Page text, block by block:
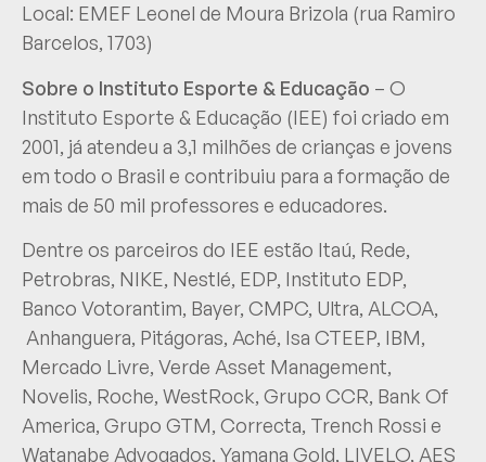
Local: EMEF Leonel de Moura Brizola (rua Ramiro
Barcelos, 1703)
Sobre o Instituto Esporte & Educação – O
Instituto Esporte & Educação (IEE) foi criado em
2001, já atendeu a 3,1 milhões de crianças e jovens
em todo o Brasil e contribuiu para a formação de
mais de 50 mil professores e educadores.
Dentre os parceiros do IEE estão Itaú, Rede,
Petrobras, NIKE, Nestlé, EDP, Instituto EDP,
Banco Votorantim, Bayer, CMPC, Ultra, ALCOA,
Anhanguera, Pitágoras, Aché, Isa CTEEP, IBM,
Mercado Livre, Verde Asset Management,
Novelis, Roche, WestRock, Grupo CCR, Bank Of
America, Grupo GTM, Correcta, Trench Rossi e
Watanabe Advogados, Yamana Gold, LIVELO, AES